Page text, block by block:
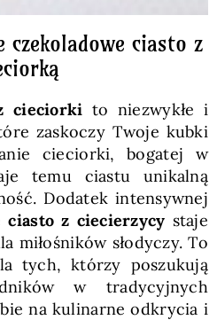
czekoladowe ciasto z
cieciorki to niezwykłe i
zaskoczy Twoje kubki
cieciorki, bogatej w
temu ciastu unikalną
Dodatek intensywnej
ciasto z ciecierzycy staje
miłośników słodyczy. To
tych, którzy poszukują
w tradycyjnych
na kulinarne odkrycia i